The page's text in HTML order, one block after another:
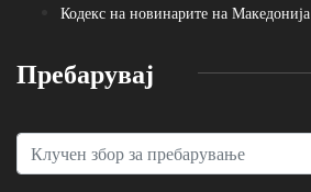
Кодекс на новинарите на Македонија
Пребарувај